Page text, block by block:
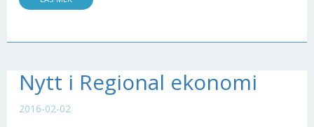
Nytt i Regional ekonomi
2016-02-02